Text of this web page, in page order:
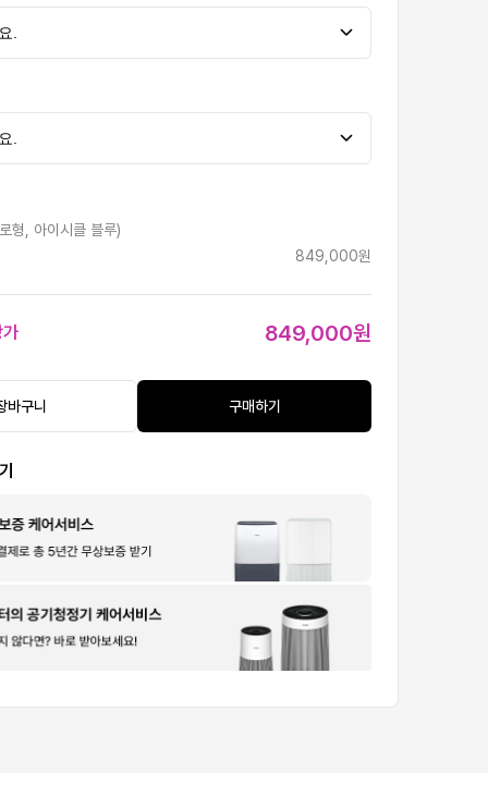
형, 아이시클 블루)
849,000원
849,000원
바구니 구매하기